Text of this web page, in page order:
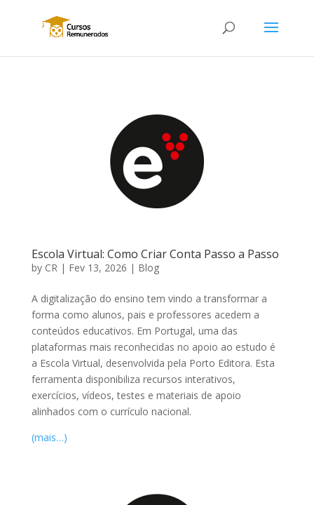
Escola Virtual: Como Criar Conta Passo a Passo
by CR| Fev 13, 2026 | Blog
A digitalização do ensino tem vindo a transformar a
forma como alunos, pais e professores acedem a
conteúdos educativos. Em Portugal, uma das
plataformas mais reconhecidas no apoio ao estudo é
a Escola Virtual, desenvolvida pela Porto Editora. Esta
ferramenta disponibiliza recursos interativos,
exercícios, vídeos, testes e materiais de apoio
alinhados com o currículo nacional.
(mais…)